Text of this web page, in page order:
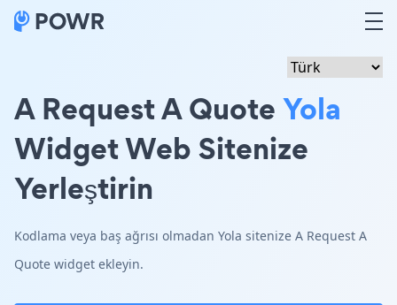
A Request A QuoteYola
Widget Web Sitenize
Yerleştirin
Kodlama veya baş ağrısı olmadan Yola sitenize A Request A
Quote widget ekleyin.